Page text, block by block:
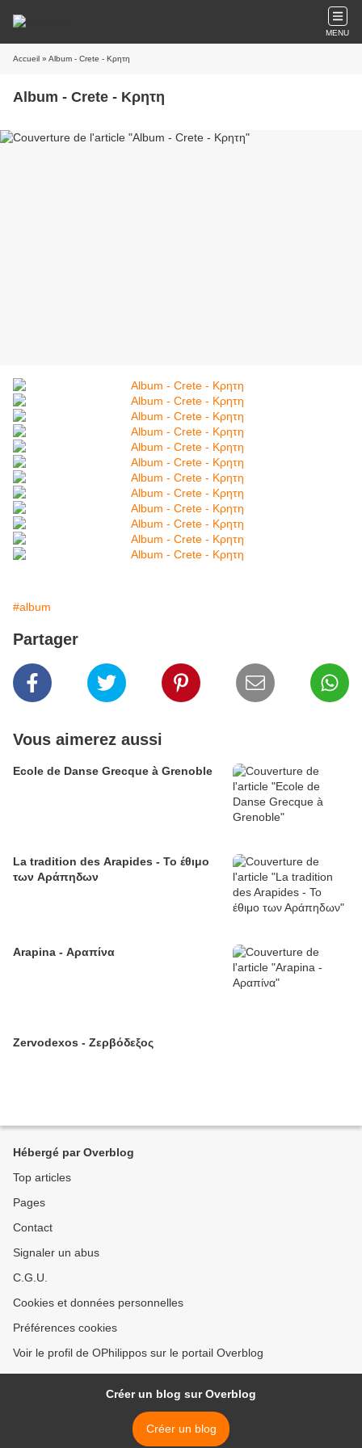
MENU
Accueil » Album - Crete - Κρητη
Album - Crete - Κρητη
#album
Partager
Vous aimerez aussi
Ecole de Danse Grecque à Grenoble
La tradition des Arapides - Το έθιμο
των Αράπηδων
Arapina - Αραπίνα
Zervodexos - Ζερβόδεξος
Hébergé par Overblog
Top articles
Pages
Contact
Signaler un abus
C.G.U.
Cookies et données personnelles
Préférences cookies
Voir le profil de OPhilippos sur le portail Overblog
Créer un blog sur Overblog
Créer un blog